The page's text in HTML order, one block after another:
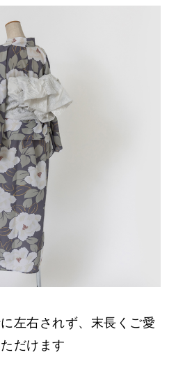
左右されず、末長くご愛
だけます